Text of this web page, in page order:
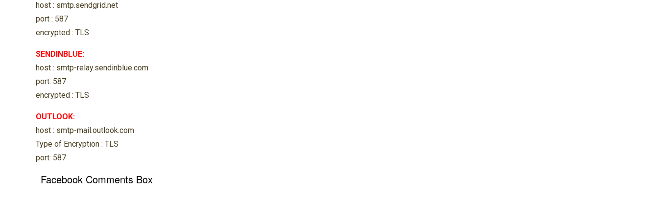
host : smtp.sendgrid.net
port : 587
encrypted : TLS
SENDINBLUE:
host : smtp-relay.sendinblue.com
port: 587
encrypted : TLS
OUTLOOK:
host : smtp-mail.outlook.com
Type of Encryption : TLS
port: 587
Facebook Comments Box